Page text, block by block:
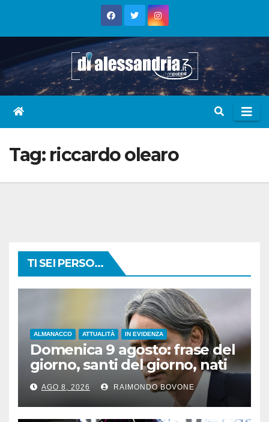
Tag: riccardo olearo
TI SEI PERSO...
ALMANACCO ATTUALITÀ IN EVIDENZA
Domenica 9 agosto: frase del
giorno, santi del giorno, nati
famosi, accadde oggi
AGO 8, 2026 RAIMONDO BOVONE